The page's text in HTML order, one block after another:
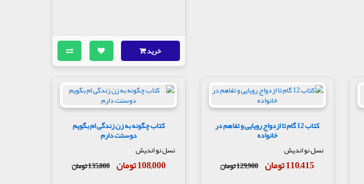
خرید
کتاب 12 گام تا ازدواج رویایی و تفاهم در
خانواده
نسل نو اندیش
110,415 تومان 129,900 تومان
کتاب چگونه به زن زندگی ام بگویم
دوستت دارم
نسل نو اندیش
108,000 تومان 135,000 تومان